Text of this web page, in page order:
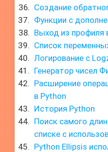
Создание
Функции с
Выход из профиля
Список
Логирование с
Генератор чисел
Расширение
в Python
История Python
Поиск самого
списке с
Python Ellipsis